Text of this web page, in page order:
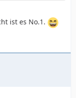
ist es No.1.